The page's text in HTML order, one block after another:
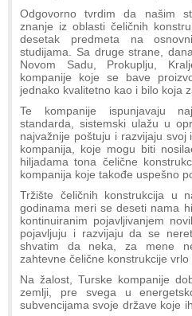
Odgovorno tvrdim da našim
znanje iz oblasti čeličnih
desetak predmeta na
studijama. Sa druge strane,
Novom Sadu, Prokuplju,
kompanije koje se bave
jednako kvalitetno kao i bilo koja
Te kompanije ispunjavaju
standarda, sistemski ulažu u
najvažnije poštuju i razvijaju svoj
kompanija, koje mogu biti
hiljadama tona čelične
kompanija koje takođe uspešno
Tržište čeličnih konstrukcija u
godinama meri se deseti nama
kontinuiranim pojavljivanjem
pojavljuju i razvijaju da se
shvatim da neka, za mene
zahtevne čelične konstrukcije vrlo
Na žalost, Turske kompanije
zemlji, pre svega u
subvencijama svoje države koje